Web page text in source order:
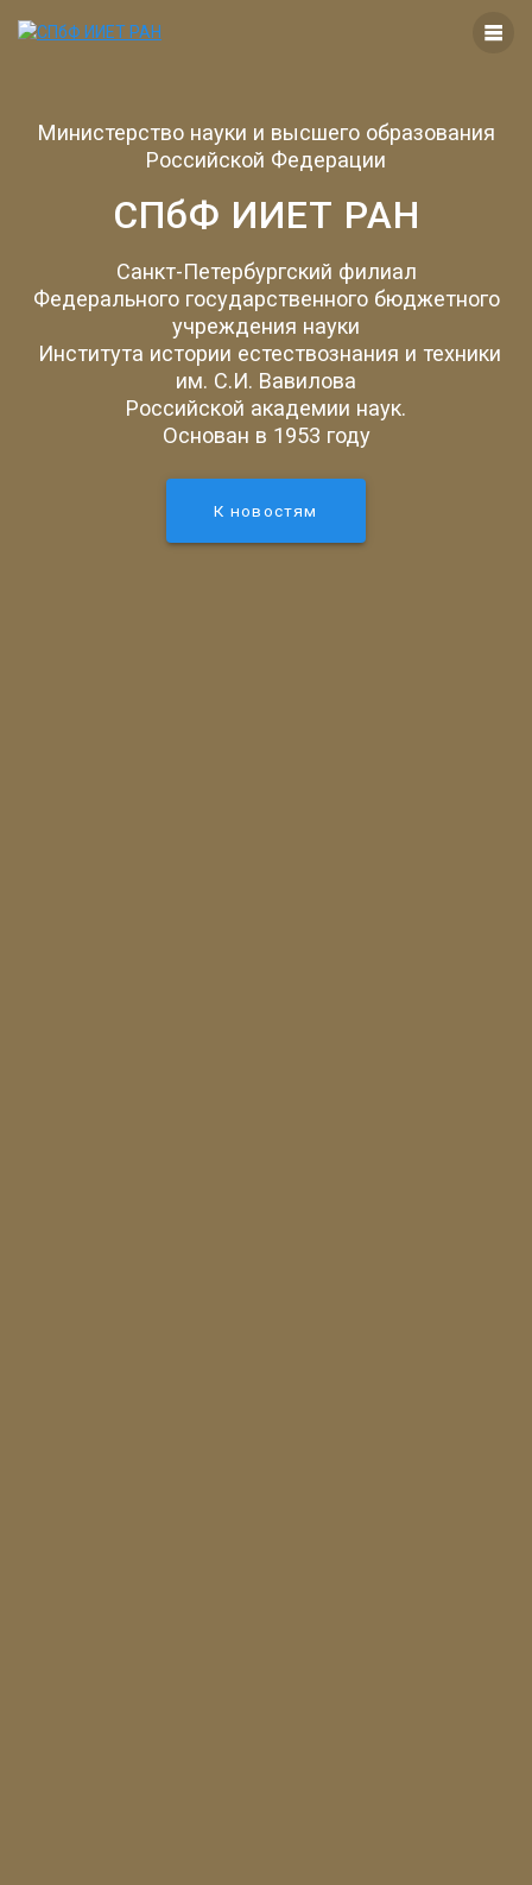
Министерство науки и высшего образования
Российской Федерации
СПбФ ИИЕТ РАН
Санкт-Петербургский филиал
Федерального государственного бюджетного
учреждения науки
Института истории естествознания и техники
им. С.И. Вавилова
Российской академии наук.
Основан в 1953 году
К новостям